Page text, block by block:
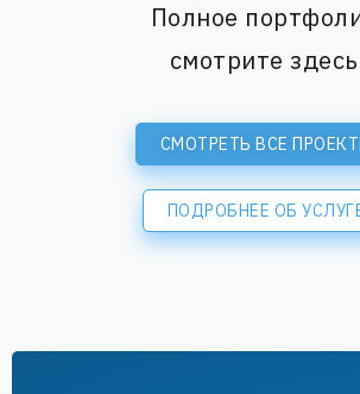
Полное
смотрите здесь
СМОТРЕТЬ ВСЕ
ПОДРОБНЕЕ ОБ